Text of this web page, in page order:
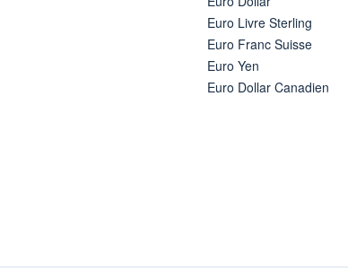
Euro Livre Sterling
Euro Franc Suisse
Euro Yen
Euro Dollar Canadien